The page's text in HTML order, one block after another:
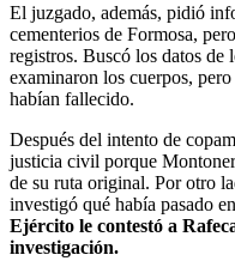
El juzgado, además, pidió
cementerios de Formosa,
registros. Buscó los datos de
examinaron los cuerpos,
habían fallecido.
Después del intento de
justicia civil porque
de su ruta original. Por otro
investigó qué había pasado
Ejército le contestó a
investigación.